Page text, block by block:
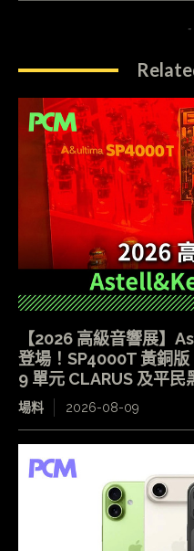
-
【2026 高級音響展】
登場！SP4000T 黃銅
9 單元 CLARUS 及平
場料 2026-08-09